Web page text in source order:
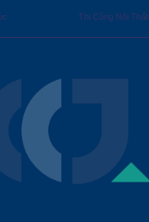
Thi Công Nội Thất